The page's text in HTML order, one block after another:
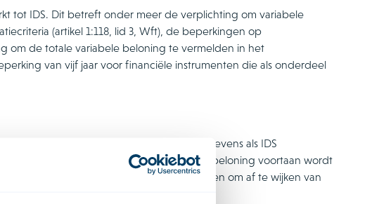
tot IDS. Dit betreft onder meer de verplichting om variabele
(artikel 1:118, lid 3, Wft), de beperkingen op
om de totale variabele beloning te vermelden in het
van vijf jaar voor financiële instrumenten die als onderdeel
hebben op niet-cao-medewerkers die tevens als IDS
hiervan is dat de gemiddelde variabele beloning voortaan wordt
dit dat de uitzonderingsmogelijkheden om af te wijken van